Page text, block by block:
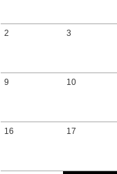
2 3
9 10
16 17